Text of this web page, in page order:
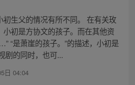
初生父的情况有所不同。 在有关玫
初是方协文的孩子。而在其他资
“是萧崖的孩子。”的描述，小初是
剧的同时，也可...
日 04:04